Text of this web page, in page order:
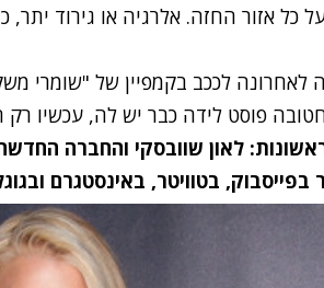
אזור החזה. אלרגיה או גירוד יתר,
לאחרונה לככב בקמפיין של "שומרי
פוסט לידה כבר יש לה, עכשיו
לאון שוובסקי והחברה
בפייסבוק, בטוויטר, באינסטגרם